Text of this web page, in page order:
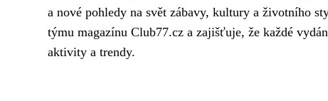
a nové pohledy na svět zábavy, kultury a životního
týmu magazínu Club77.cz a zajišťuje, že každé
aktivity a trendy.